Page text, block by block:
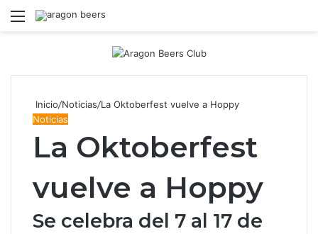
Menú
Inicio/Noticias/La Oktoberfest vuelve a Hoppy
Noticias
La Oktoberfest
vuelve a Hoppy
Se celebra del 7 al 17 de